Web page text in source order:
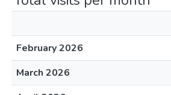
February 2026
March 2026